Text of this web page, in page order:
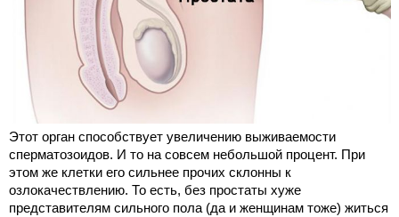
Этот орган способствует увеличению выживаемости
сперматозоидов. И то на совсем небольшой процент. При
этом же клетки его сильнее прочих склонны к
озлокачествлению. То есть, без простаты хуже
представителям сильного пола (да и женщинам тоже) житься